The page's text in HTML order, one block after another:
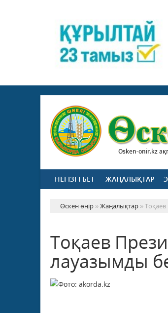
Osken-onir.kz
НЕГІЗГІ БЕТ ЖАҢАЛЫҚТАР
Өскен өңір »Жаңалықтар » Тоқаев
Тоқаев
лауазымды